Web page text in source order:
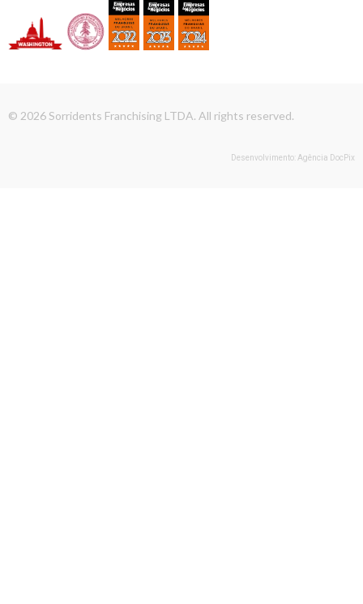
© 2026 Sorridents Franchising LTDA. All rights reserved.
Desenvolvimento: Agência DocPix